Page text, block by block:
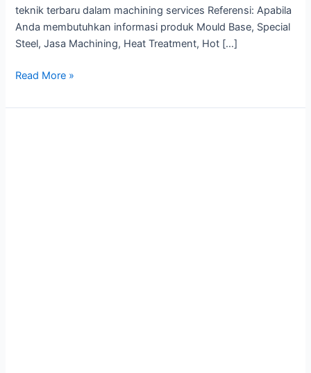
teknik terbaru dalam machining services Referensi: Apabila
Anda membutuhkan informasi produk Mould Base, Special
Steel, Jasa Machining, Heat Treatment, Hot […]
Read More »